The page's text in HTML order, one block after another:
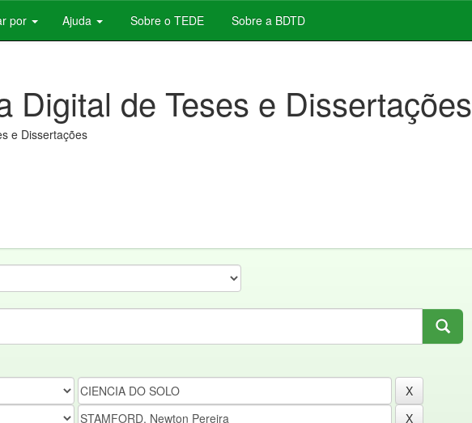
por Ajuda Sobre o TEDE Sobre a BDTD
Digital de Teses e Dissertações
e Dissertações